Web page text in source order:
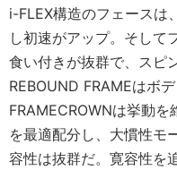
i-FLEX構造のフェースは
し初速がアップ。そして
食い付きが抜群で、スピ
REBOUND FRAMEはボ
FRAMECROWNは挙動
を最適配分し、大慣性モ
容性は抜群だ。寛容性を